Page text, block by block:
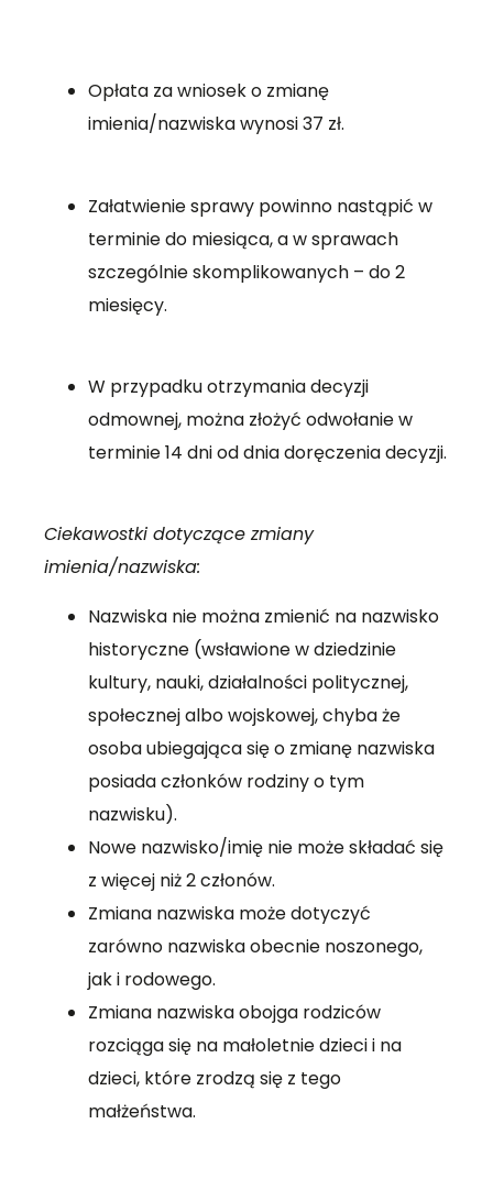
Opłata za wniosek o zmianę
imienia/nazwiska wynosi 37 zł.
Załatwienie sprawy powinno nastąpić w
terminie do miesiąca, a w sprawach
szczególnie skomplikowanych – do 2
miesięcy.
W przypadku otrzymania decyzji
odmownej, można złożyć odwołanie w
terminie 14 dni od dnia doręczenia decyzji.
Ciekawostki dotyczące zmiany
imienia/nazwiska:
Nazwiska nie można zmienić na nazwisko
historyczne (wsławione w dziedzinie
kultury, nauki, działalności politycznej,
społecznej albo wojskowej, chyba że
osoba ubiegająca się o zmianę nazwiska
posiada członków rodziny o tym
nazwisku).
Nowe nazwisko/imię nie może składać się
z więcej niż 2 członów.
Zmiana nazwiska może dotyczyć
zarówno nazwiska obecnie noszonego,
jak i rodowego.
Zmiana nazwiska obojga rodziców
rozciąga się na małoletnie dzieci i na
dzieci, które zrodzą się z tego
małżeństwa.